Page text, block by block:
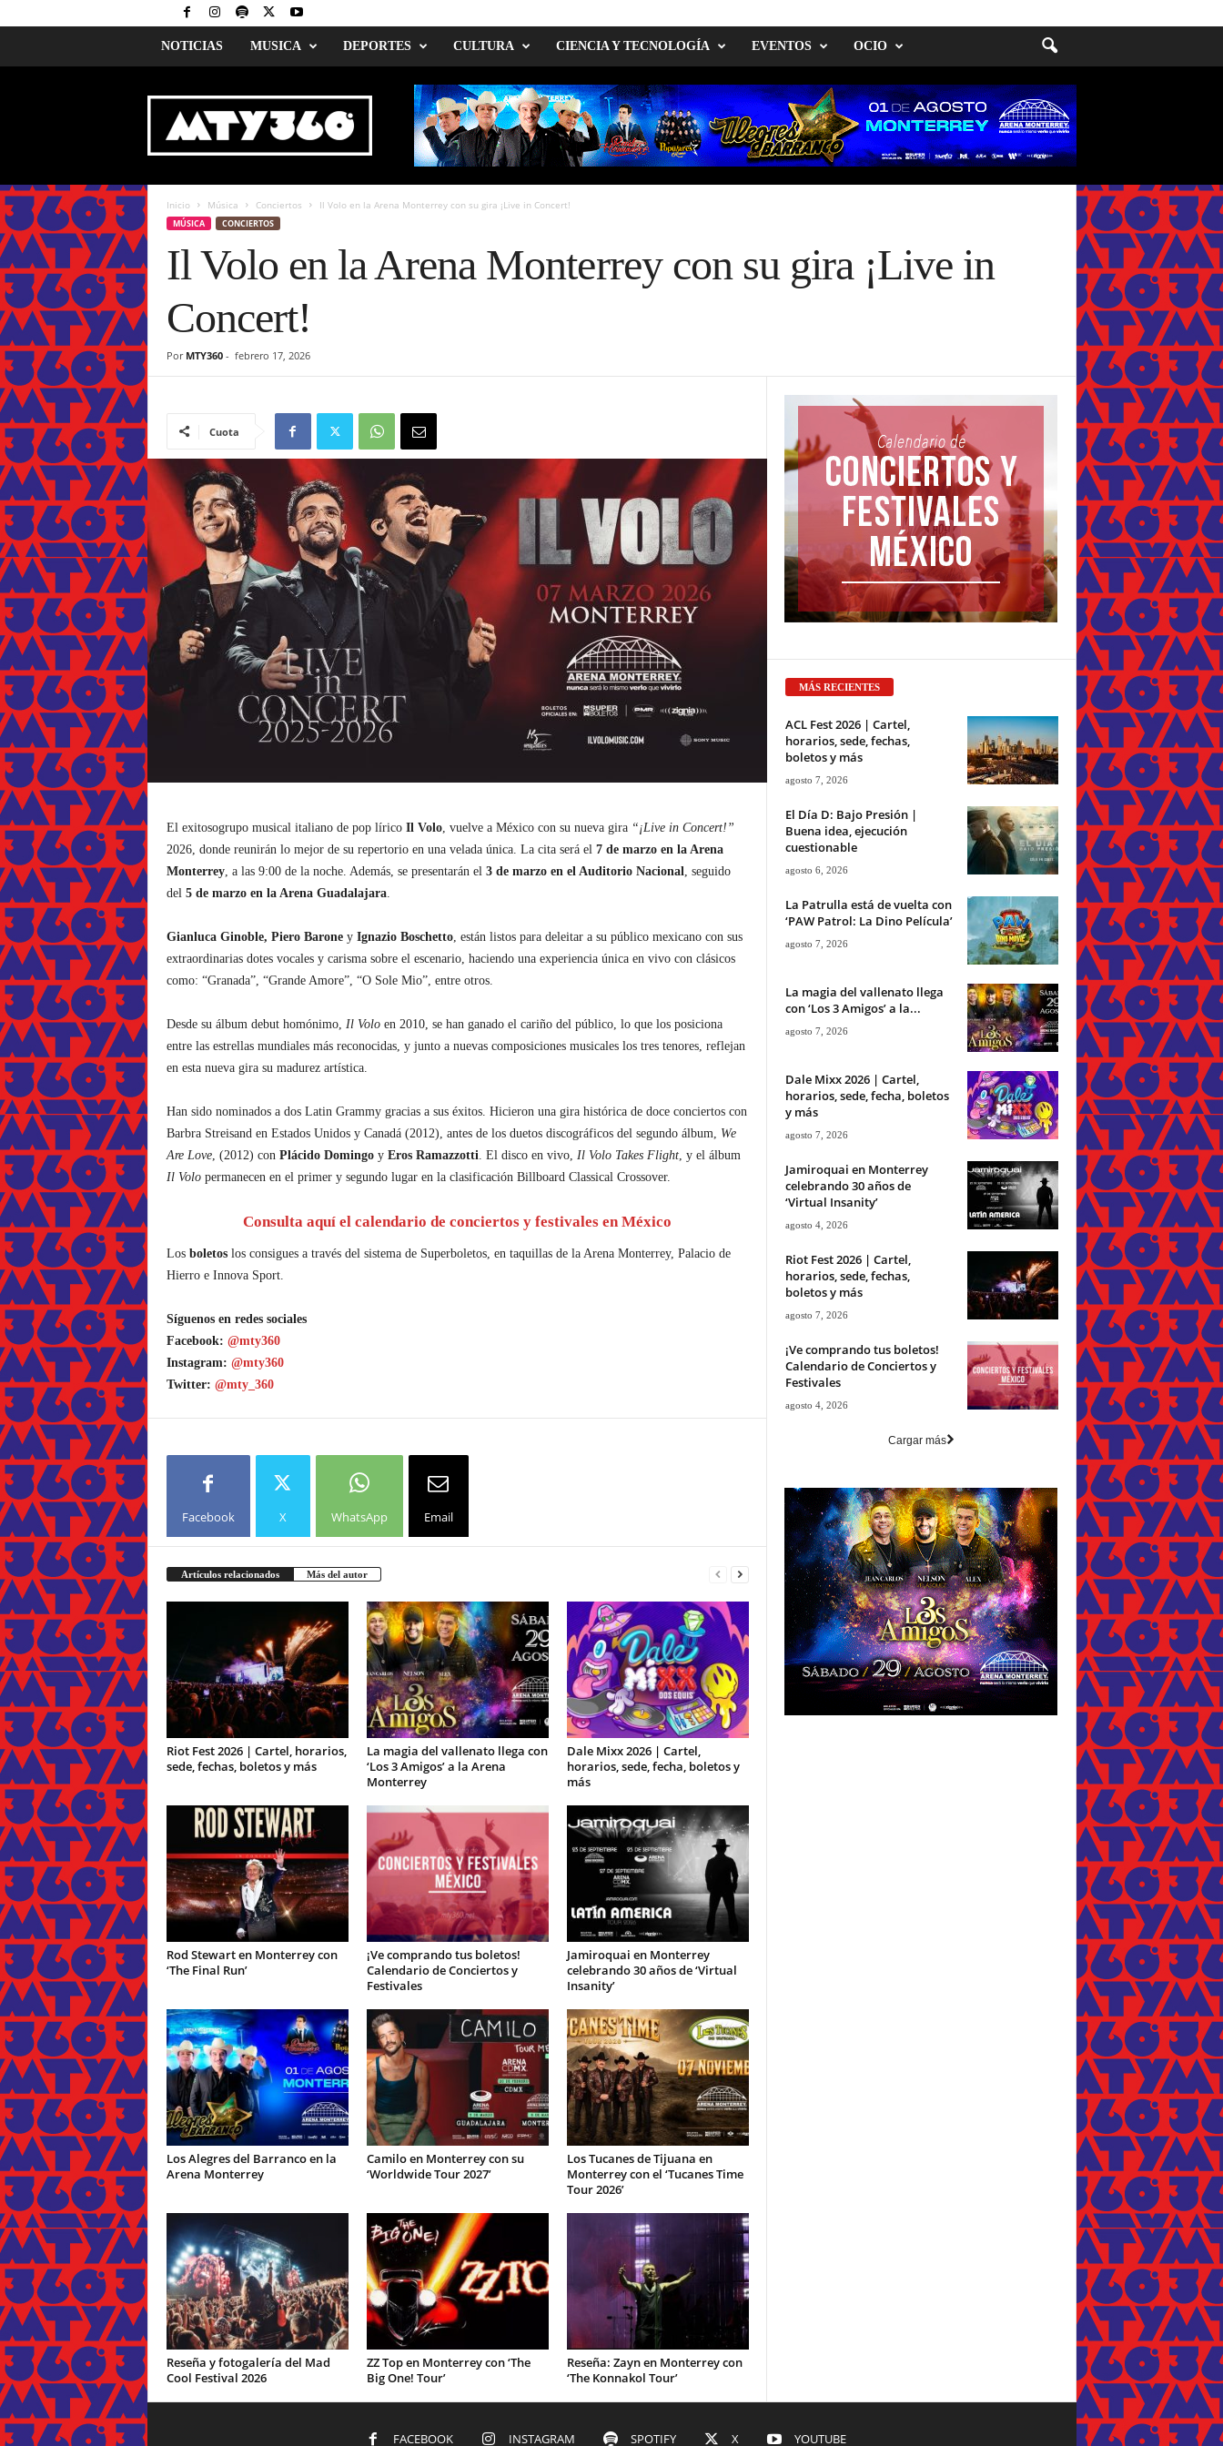
NOTICIAS MUSICA DEPORTES CULTURA CIENCIA Y TECNOLOGÍA EVENTOS OCIO
o
e
y
Inicio Música Conciertos Il Volo en la Arena Monterrey con su gira ¡Live in Concert!
MÚSICA CONCIERTOS
Il Volo en la Arena Monterrey con su gira ¡Live in
Concert!
Por MTY360- febrero 17, 2026
Cuota
El exitosogrupo musical italiano de pop líricoIl Volo, vuelve a México con su nueva gira “¡Live in Concert!”
2026, donde reunirán lo mejor de su repertorio en una velada única. La cita será el 7 de marzo en la Arena
Monterrey, a las 9:00 de la noche. Además, se presentarán el 3 de marzo en el Auditorio Nacional, seguido
del 5 de marzo en la Arena Guadalajara.
Gianluca Ginoble, Piero Baroney Ignazio Boschetto, están listos para deleitar a su público mexicano con sus
extraordinarias dotes vocales y carisma sobre el escenario, haciendo una experiencia única en vivo con clásicos
como: “Granada”, “Grande Amore”, “O Sole Mio”, entre otros.
Desde su álbum debut homónimo, Il Voloen 2010, se han ganado el cariño del público, lo que los posiciona
entre las estrellas mundiales más reconocidas, y junto a nuevas composiciones musicales los tres tenores, reflejan
en esta nueva gira su madurez artística.
Han sido nominados a dos Latin Grammy gracias a sus éxitos. Hicieron una gira histórica de doce conciertos con
Barbra Streisand en Estados Unidos y Canadá (2012), antes de los duetos discográficos del segundo álbum, We
Are Love, (2012) con Plácido Domingoy Eros Ramazzotti. El disco en vivo, Il Volo Takes Flight, y el álbum
Il Volopermanecen en el primer y segundo lugar en la clasificación Billboard Classical Crossover.
Consulta aquí el calendario de conciertos y festivales en México
Los boletos los consigues a través del sistema de Superboletos, en taquillas de la Arena Monterrey, Palacio de
Hierro e Innova Sport.
Síguenos en redes sociales
Facebook: @mty360
Instagram: @mty360
Twitter: @mty_360
Facebook X WhatsApp Email
Artículos relacionados Más del autor
Riot Fest 2026 | Cartel, horarios,
sede, fechas, boletos y más
La magia del vallenato llega con
‘Los 3 Amigos’ a la Arena
Monterrey
Dale Mixx 2026 | Cartel,
horarios, sede, fecha, boletos y
más
Rod Stewart en Monterrey con
‘The Final Run’
¡Ve comprando tus boletos!
Calendario de Conciertos y
Festivales
Jamiroquai en Monterrey
celebrando 30 años de ‘Virtual
Insanity’
Los Alegres del Barranco en la
Arena Monterrey
Camilo en Monterrey con su
‘Worldwide Tour 2027’
Los Tucanes de Tijuana en
Monterrey con el ‘Tucanes Time
Tour 2026’
Reseña y fotogalería del Mad
Cool Festival 2026
ZZ Top en Monterrey con ‘The
Big One! Tour’
Reseña: Zayn en Monterrey con
‘The Konnakol Tour’
MÁS RECIENTES
ACL Fest 2026 | Cartel,
horarios, sede, fechas,
boletos y más
agosto 7, 2026
El Día D: Bajo Presión |
Buena idea, ejecución
cuestionable
agosto 6, 2026
La Patrulla está de vuelta con
‘PAW Patrol: La Dino Película’
agosto 7, 2026
La magia del vallenato llega
con ‘Los 3 Amigos’ a la...
agosto 7, 2026
Dale Mixx 2026 | Cartel,
horarios, sede, fecha, boletos
y más
agosto 7, 2026
Jamiroquai en Monterrey
celebrando 30 años de
‘Virtual Insanity’
agosto 4, 2026
Riot Fest 2026 | Cartel,
horarios, sede, fechas,
boletos y más
agosto 7, 2026
¡Ve comprando tus boletos!
Calendario de Conciertos y
Festivales
agosto 4, 2026
Cargar más
FACEBOOK INSTAGRAM SPOTIFY X YOUTUBE